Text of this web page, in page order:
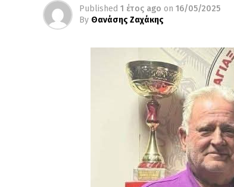
Published 1 έτος ago on 16/05/2025
By Θανάσης Ζαχάκης